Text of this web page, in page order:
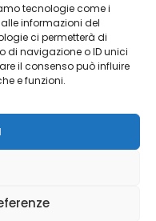
tecnologie come i
informazioni del
ci permetterà di
di navigazione o ID unici
il consenso può influire
e funzioni.
interesse per la
micronido